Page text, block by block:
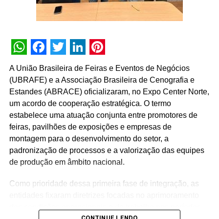
TÓPICOS RELACIONADOS:
do setor de Live Marketing
NÃO PERCA
AMPRO inaugura série de entrevistas visando
retomada pós-crise
WhatsApp
Facebook
Twitter
LinkedIn
Pinterest
A União Brasileira de Feiras e Eventos de Negócios
(UBRAFE) e a Associação Brasileira de Cenografia e
Estandes (ABRACE) oficializaram, no Expo Center Norte,
um acordo de cooperação estratégica. O termo
estabelece uma atuação conjunta entre promotores de
feiras, pavilhões de exposições e empresas de
montagem para o desenvolvimento do setor, a
padronização de processos e a valorização das equipes
de produção em âmbito nacional.
Como prioridade dessa primeira fase de integração, as